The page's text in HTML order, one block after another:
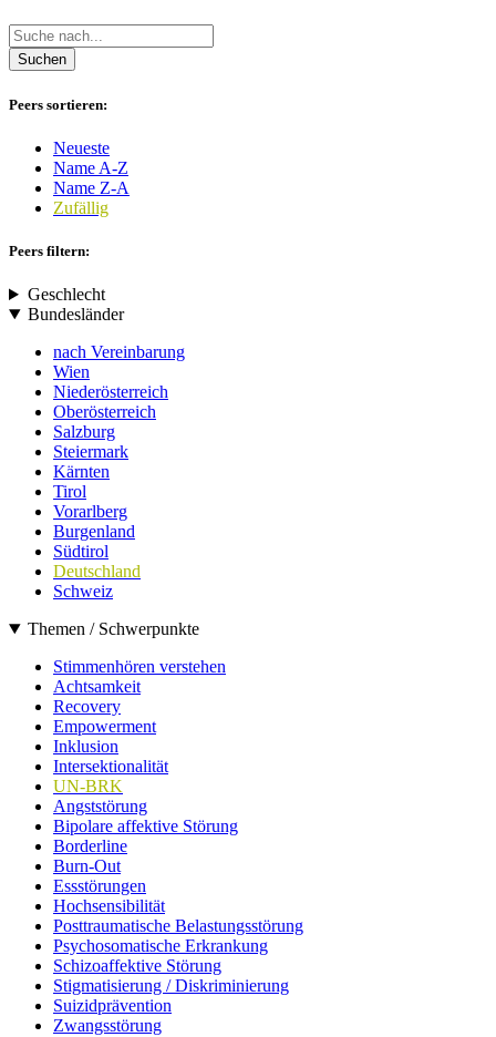
Suchen
Peers sortieren:
Neueste
Name A-Z
Name Z-A
Zufällig
Peers filtern:
Geschlecht
Bundesländer
nach Vereinbarung
Wien
Niederösterreich
Oberösterreich
Salzburg
Steiermark
Kärnten
Tirol
Vorarlberg
Burgenland
Südtirol
Deutschland
Schweiz
Themen / Schwerpunkte
Stimmenhören verstehen
Achtsamkeit
Recovery
Empowerment
Inklusion
Intersektionalität
UN-BRK
Angststörung
Bipolare affektive Störung
Borderline
Burn-Out
Essstörungen
Hochsensibilität
Posttraumatische Belastungsstörung
Psychosomatische Erkrankung
Schizoaffektive Störung
Stigmatisierung / Diskriminierung
Suizidprävention
Zwangsstörung